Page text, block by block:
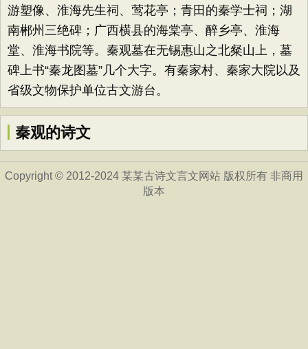
游塑像、淮海先生祠、莺花亭；青田的秦学士祠；湖
南郴州三绝碑；广西横县的海棠亭、醉乡亭、淮海
堂、淮海书院等。秦观墓在无锡惠山之北粲山上，墓
碑上书“秦龙图墓”几个大字。有秦家村、秦家大院以及
省级文物保护单位古文游台。
秦观的诗文
Copyright © 2012-2024 某某古诗文言文网站 版权所有 非商用
版本